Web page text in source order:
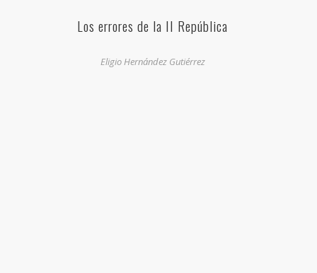
Los errores de la II República
Eligio Hernández Gutiérrez